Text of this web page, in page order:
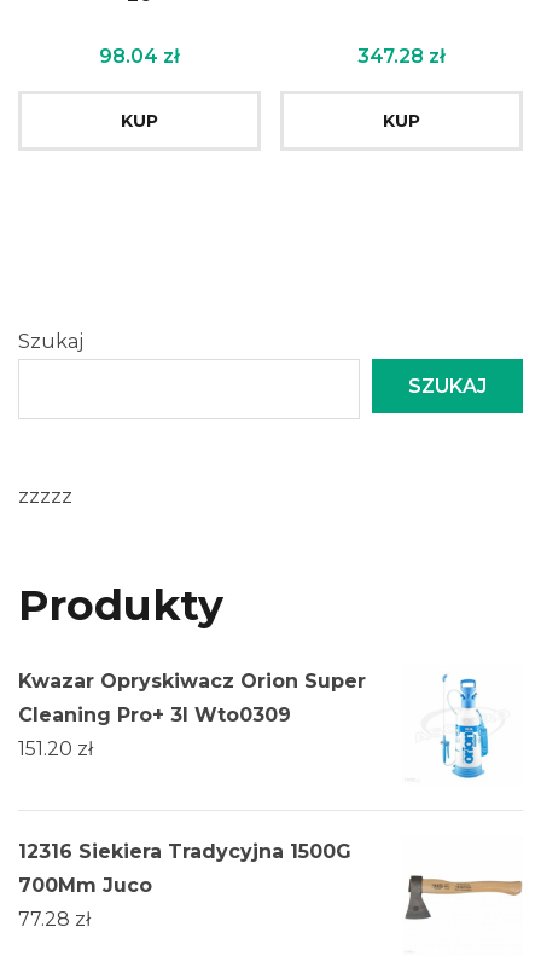
98.04 zł
KUP
347.28 zł
KUP
Szukaj
SZUKAJ
zzzzz
Produkty
Kwazar Opryskiwacz Orion Super
Cleaning Pro+ 3l Wto0309
151.20 zł
12316 Siekiera Tradycyjna 1500G
700Mm Juco
77.28 zł